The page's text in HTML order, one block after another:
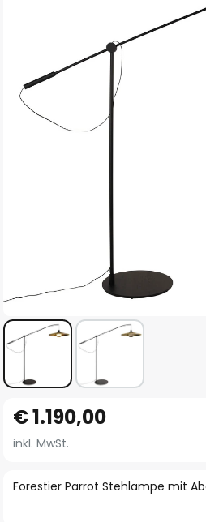
Anfang
der
springen
Forestier Parrot Stehlampe mit
€ 1.190,00
inkl. MwSt.